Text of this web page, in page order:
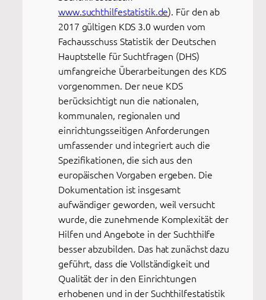
www.suchthilfestatistik.de). Für den ab
2017 gültigen KDS 3.0 wurden vom
Fachausschuss Statistik der Deutschen
Hauptstelle für Suchtfragen (DHS)
umfangreiche Überarbeitungen des KDS
vorgenommen. Der neue KDS
berücksichtigt nun die nationalen,
kommunalen, regionalen und
einrichtungsseitigen Anforderungen
umfassender und integriert auch die
Spezifikationen, die sich aus den
europäischen Vorgaben ergeben. Die
Dokumentation ist insgesamt
aufwändiger geworden, weil versucht
wurde, die zunehmende Komplexität der
Hilfen und Angebote in der Suchthilfe
besser abzubilden. Das hat zunächst dazu
geführt, dass die Vollständigkeit und
Qualität der in den Einrichtungen
erhobenen und in der Suchthilfestatistik